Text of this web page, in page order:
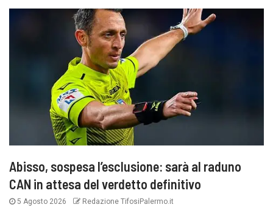
Abisso, sospesa l’esclusione: sarà al raduno
CAN in attesa del verdetto definitivo
5 Agosto 2026 Redazione TifosiPalermo.it